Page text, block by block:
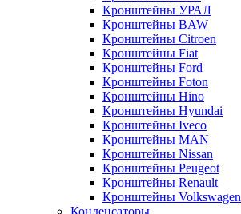
Кронштейны УРАЛ
Кронштейны BAW
Кронштейны Citroen
Кронштейны Fiat
Кронштейны Ford
Кронштейны Foton
Кронштейны Hino
Кронштейны Hyundai
Кронштейны Iveco
Кронштейны MAN
Кронштейны Nissan
Кронштейны Peugeot
Кронштейны Renault
Кронштейны Volkswagen
Конденсаторы